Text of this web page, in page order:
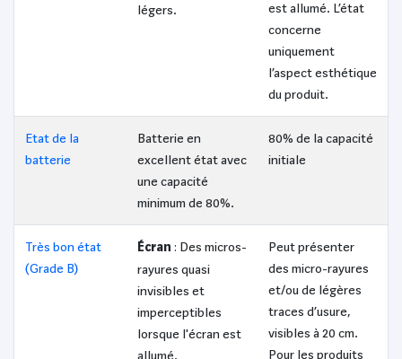
légers.
est allumé. L’état
concerne
uniquement
l’aspect esthétique
du produit.
Etat de la
batterie
Batterie en
excellent état avec
une capacité
minimum de 80%.
80% de la capacité
initiale
Très bon état
(Grade B)
Écran : Des micros-
rayures quasi
invisibles et
imperceptibles
lorsque l'écran est
allumé.
Peut présenter
des micro-rayures
et/ou de légères
traces d’usure,
visibles à 20 cm.
Pour les produits